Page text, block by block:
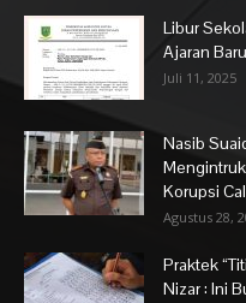
Libur
Ajaran
Juli 11, 2025
Nasib
Korupsi
Agustus 28,
Praktek
Nizar : Ini